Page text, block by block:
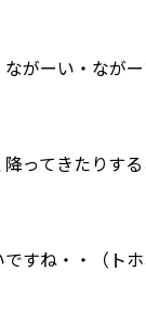
がーい・ながー
ってきたりす
すね・・（トホ